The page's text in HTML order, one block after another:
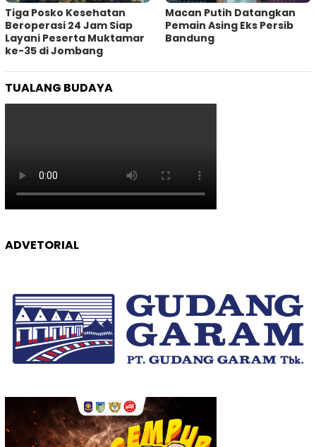
Tiga Posko Kesehatan
Beroperasi 24 Jam Siap
Layani Peserta Muktamar
ke-35 di Jombang
Macan Putih Datangkan
Pemain Asing Eks Persib
Bandung
TUALANG BUDAYA
ADVETORIAL